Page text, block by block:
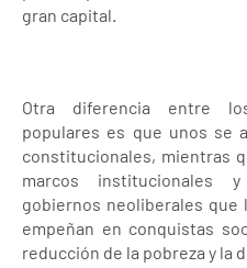
gran capital.
Otra diferencia entre
populares es que unos se
constitucionales, mientras
marcos institucionales
gobiernos neoliberales que
empeñan en conquistas
reducción de la pobreza y la